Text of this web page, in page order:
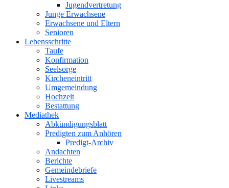
Jugendvertretung
Junge Erwachsene
Erwachsene und Eltern
Senioren
Lebensschritte
Taufe
Konfirmation
Seelsorge
Kircheneintritt
Umgemeindung
Hochzeit
Bestattung
Mediathek
Abkündigungsblatt
Predigten zum Anhören
Predigt-Archiv
Andachten
Berichte
Gemeindebriefe
Livestreams